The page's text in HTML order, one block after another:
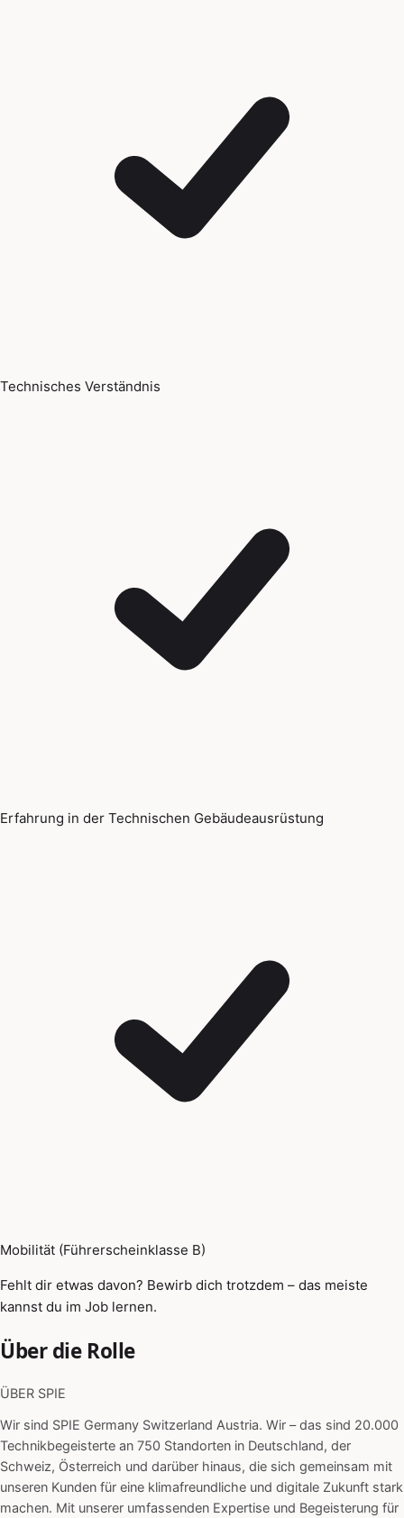
Technisches Verständnis
Erfahrung in der Technischen Gebäudeausrüstung
Mobilität (Führerscheinklasse B)
Fehlt dir etwas davon? Bewirb dich trotzdem – das meiste
kannst du im Job lernen.
Über die Rolle
ÜBER SPIE
Wir sind SPIE Germany Switzerland Austria. Wir – das sind 20.000
Technikbegeisterte an 750 Standorten in Deutschland, der
Schweiz, Österreich und darüber hinaus, die sich gemeinsam mit
unseren Kunden für eine klimafreundliche und digitale Zukunft stark
machen. Mit unserer umfassenden Expertise und Begeisterung für